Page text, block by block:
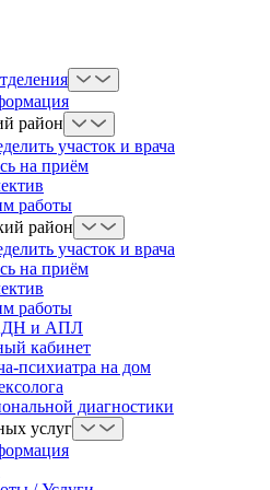
район
участок и врача
на приём
работы
район
участок и врача
на приём
работы
и АПЛ
кабинет
психиатра на дом
диагностики
услуг